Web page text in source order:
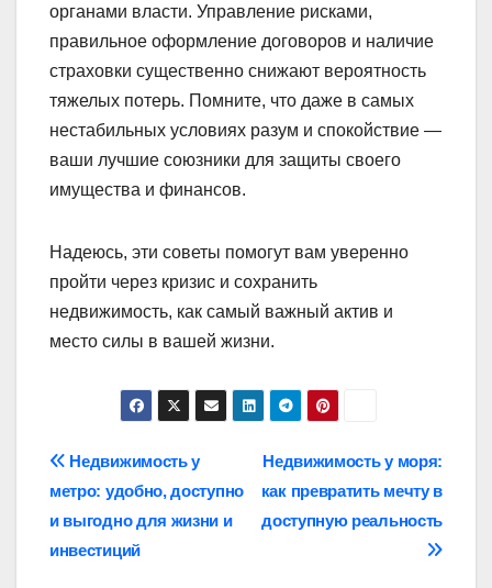
органами власти. Управление рисками,
правильное оформление договоров и наличие
страховки существенно снижают вероятность
тяжелых потерь. Помните, что даже в самых
нестабильных условиях разум и спокойствие —
ваши лучшие союзники для защиты своего
имущества и финансов.
Надеюсь, эти советы помогут вам уверенно
пройти через кризис и сохранить
недвижимость, как самый важный актив и
место силы в вашей жизни.
Навигация
по
записям
Недвижимость у моря:
как превратить мечту в
доступную реальность
Недвижимость у
метро: удобно, доступно
и выгодно для жизни и
инвестиций